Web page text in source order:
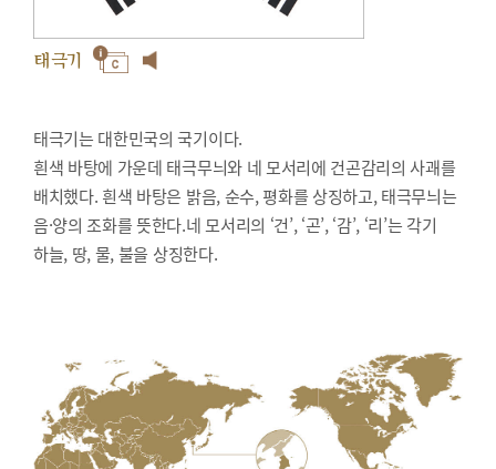
태극기
태극기는 대한민국의 국기이다.
흰색 바탕에 가운데 태극무늬와 네 모서리에 건곤감리의 사괘를
배치했다. 흰색 바탕은 밝음, 순수, 평화를 상징하고, 태극무늬는
음·양의 조화를 뜻한다.네 모서리의 ‘건’, ‘곤’, ‘감’, ‘리’는 각기
하늘, 땅, 물, 불을 상징한다.